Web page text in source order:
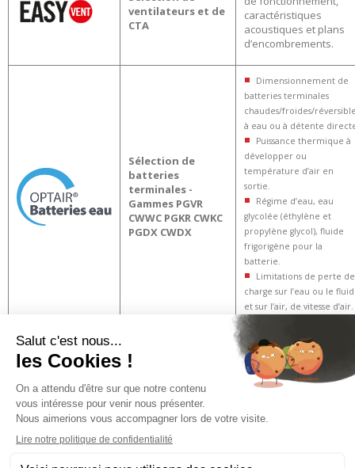
ventilateurs et de
CTA
caractéristiques
acoustiques et plans
d’encombrements.
Sélection de
batteries
terminales -
Gammes PGVR
CWWC PGKR CWKC
PGDX CWDX
Dimensionnement de
batteries terminales
chaudes/froides/
à eau ou à détente
Puissance thermique à
développer ou
température d’air en
sortie.
Régime d’eau, eau
glycolée (éthylène et
propylène glycol), fluide
frigorigène pour la
batterie.
Limitations de perte de
charge sur l’eau ou le
et sur l’air, de vitesse d’air.
PRODUITS
ESPACE PROFESSIONNEL
PRESSE